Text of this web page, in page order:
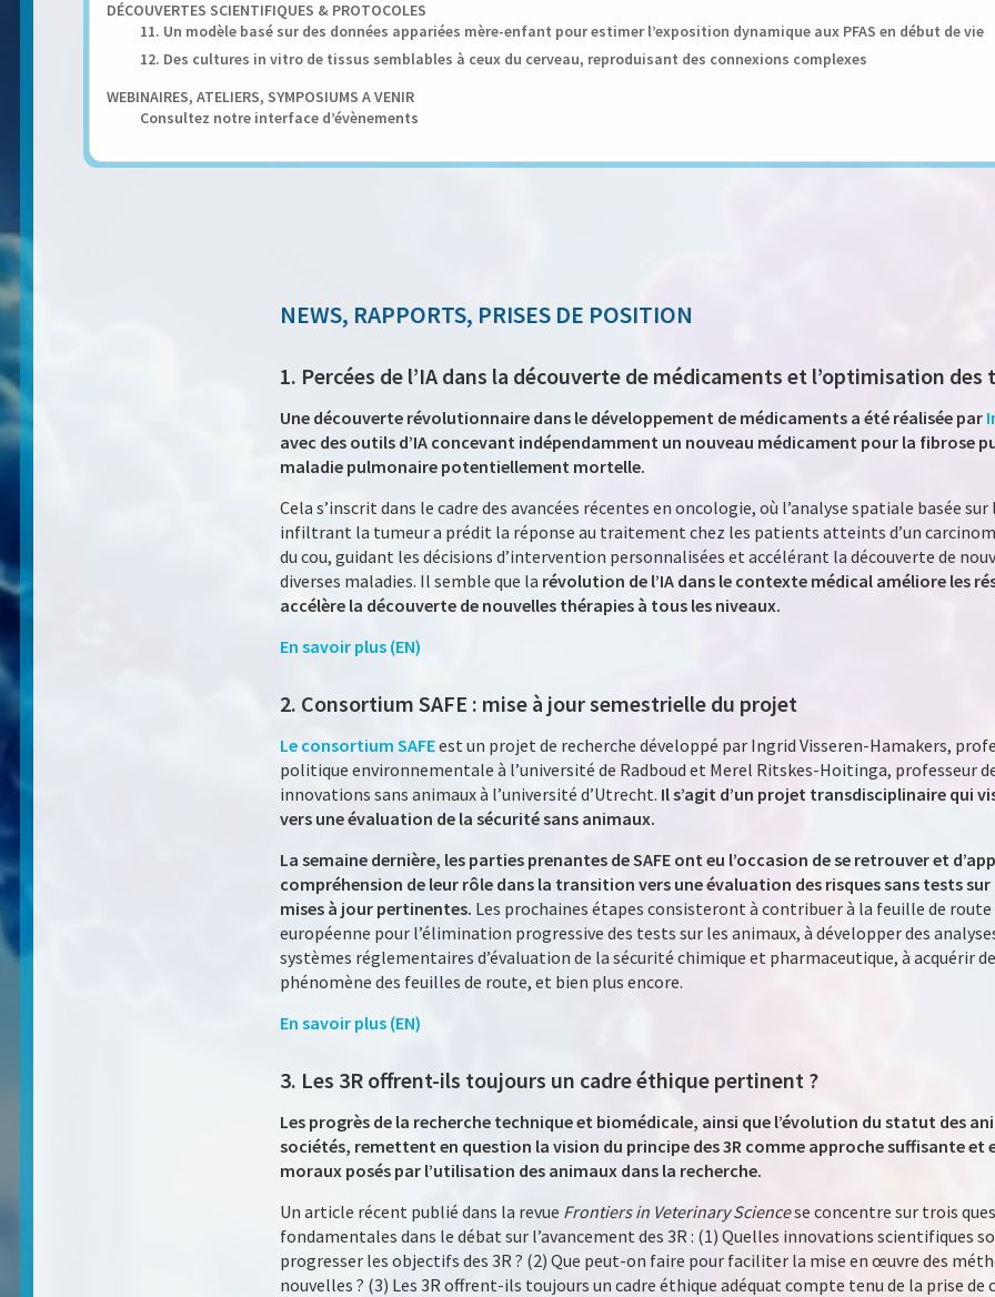
DÉCOUVERTES SCIENTIFIQUES & PROTOCOLES
11. Un modèle basé sur des données appariées mère-enfant pour estimer l’exposition dynamique aux PFAS en début de vie
12. Des cultures in vitro de tissus semblables à ceux du cerveau, reproduisant des connexions complexes
WEBINAIRES, ATELIERS, SYMPOSIUMS A VENIR
Consultez notre interface d’évènements
NEWS, RAPPORTS, PRISES DE POSITION
1. Percées de l’IA dans la découverte de médicaments et l’optimisation
Une découverte révolutionnaire dans le développement de médicaments a été réalisée par
avec des outils d’IA concevant indépendamment un nouveau médicament pour la fibrose
maladie pulmonaire potentiellement mortelle.
Cela s’inscrit dans le cadre des avancées récentes en oncologie, où l’analyse spatiale basée
infiltrant la tumeur a prédit la réponse au traitement chez les patients atteints d’un
du cou, guidant les décisions d’intervention personnalisées et accélérant la découverte de
diverses maladies. Il semble que la révolution de l’IA dans le contexte médical améliore les
accélère la découverte de nouvelles thérapies à tous les niveaux.
En savoir plus (EN)
2. Consortium SAFE : mise à jour semestrielle du projet
Le consortium SAFEest un projet de recherche développé par Ingrid Visseren-Hamakers,
politique environnementale à l’université de Radboud et Merel Ritskes-Hoitinga, professeur
innovations sans animaux à l’université d’Utrecht. Il s’agit d’un projet transdisciplinaire qui
vers une évaluation de la sécurité sans animaux.
La semaine dernière, les parties prenantes de SAFE ont eu l’occasion de se retrouver et
compréhension de leur rôle dans la transition vers une évaluation des risques sans tests
mises à jour pertinentes. Les prochaines étapes consisteront à contribuer à la feuille de route
européenne pour l’élimination progressive des tests sur les animaux, à développer des
systèmes réglementaires d’évaluation de la sécurité chimique et pharmaceutique, à acquérir
phénomène des feuilles de route, et bien plus encore.
En savoir plus (EN)
3. Les 3R offrent-ils toujours un cadre éthique pertinent ?
Les progrès de la recherche technique et biomédicale, ainsi que l’évolution du statut des
sociétés, remettent en question la vision du principe des 3R comme approche suffisante et
moraux posés par l’utilisation des animaux dans la recherche.
Un article récent publié dans la revue Frontiers in Veterinary Sciencese concentre sur trois
fondamentales dans le débat sur l’avancement des 3R : (1) Quelles innovations scientifiques
progresser les objectifs des 3R ? (2) Que peut-on faire pour faciliter la mise en œuvre des
nouvelles ? (3) Les 3R offrent-ils toujours un cadre éthique adéquat compte tenu de la prise de